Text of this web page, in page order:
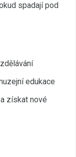
spadají pod
edukace
získat nové